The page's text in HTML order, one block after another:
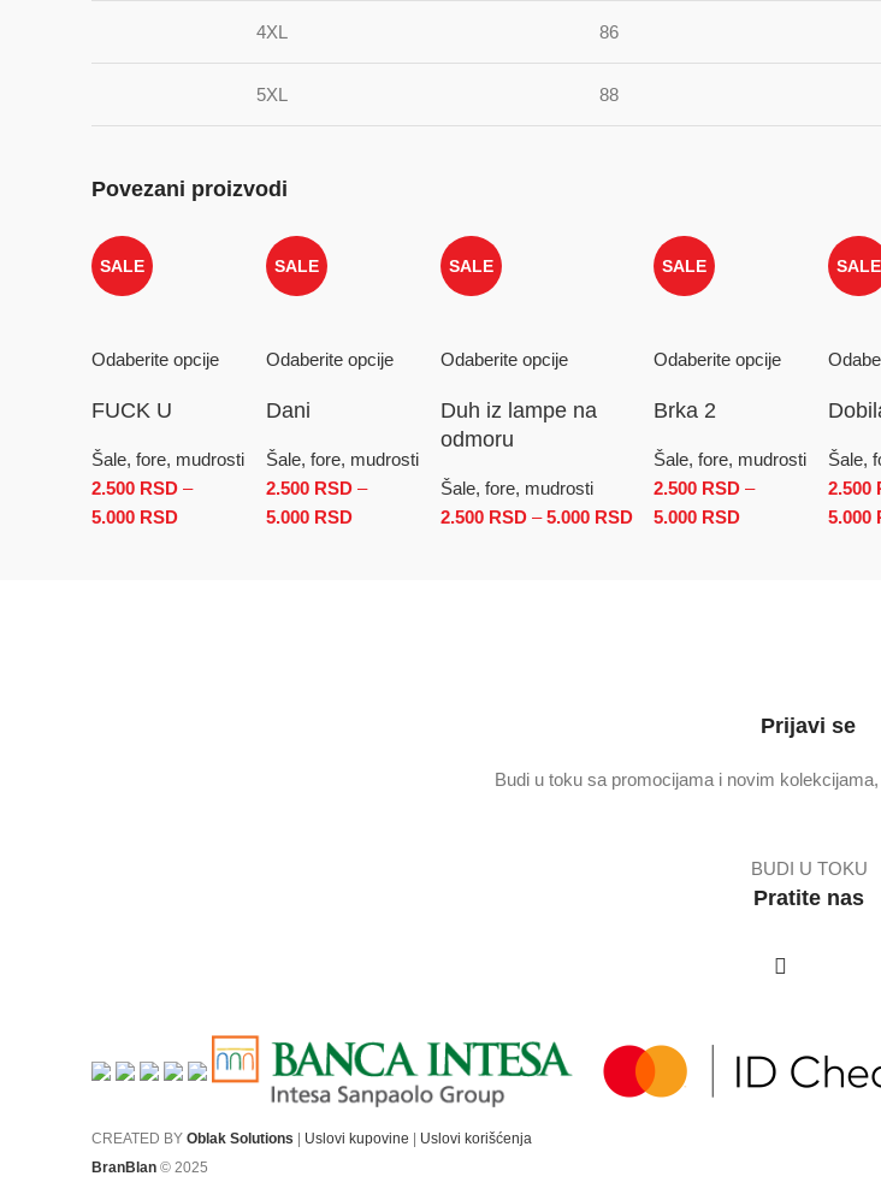
4XL 86
5XL 88
Povezani proizvodi
SALE
Odaberite opcije
FUCK U
Šale, fore, mudrosti
2.500 RSD –
5.000 RSD Raspon cena: od 2.500 RSD do 5.000 RSD
SALE
Odaberite opcije
Dani
Šale, fore, mudrosti
2.500 RSD –
5.000 RSDRaspon cena: od 2.500 RSD do 5.000 RSD
SALE
Odaberite opcije
Duh iz lampe na
odmoru
Šale, fore, mudrosti
2.500 RSD – 5.000 RSDRaspon cena: od 2.500 RSD do
SALE
Odaberite opcije
Brka 2
Šale, fore, mudrosti
2.500 RSD –
5.000 RSD Raspon cena:
SALE
Šale,
2.500
5.000
Prijavi se
Budi u toku sa promocijama i novim
BUDI U TOKU
Pratite nas
CREATED BY Oblak Solutions Uslovi kupovine
Uslovi korišćenja
BranBlan © 2025